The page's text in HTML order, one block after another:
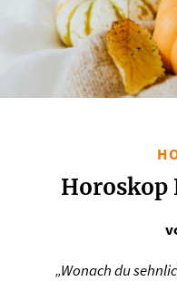
Horoskop
„Wonach du